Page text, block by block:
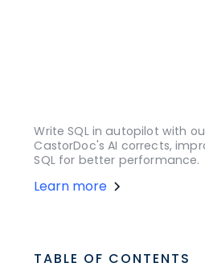
Write SQL in autopilot with
CastorDoc's AI corrects,
SQL for better performance.
Learn more
TABLE OF CONTENTS